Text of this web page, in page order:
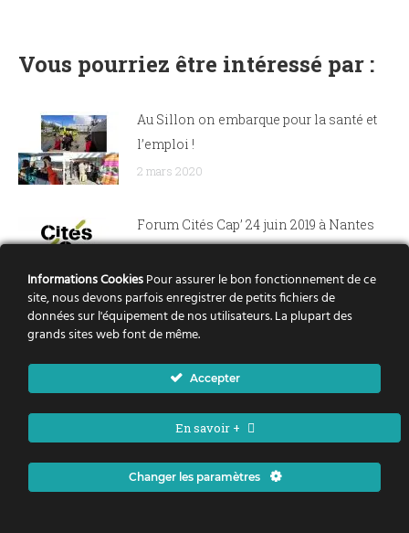
Vous pourriez être intéressé par :
Au Sillon on embarque pour la santé et
l’emploi !
2 mars 2020
Forum Cités Cap’ 24 juin 2019 à Nantes
Dispositif stage de 3ème
Informations CookiesPour assurer le bon fonctionnement de ce
site, nous devons parfois enregistrer de petits fichiers de
données sur l'équipement de nos utilisateurs. La plupart des
grands sites web font de même.
Accepter
En savoir +
Changer les paramètres